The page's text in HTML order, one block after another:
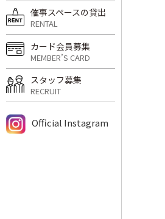
催事スペースの貸出
RENTAL
カード会員募集
MEMBER’S CARD
スタッフ募集
RECRUIT
Official Instagram